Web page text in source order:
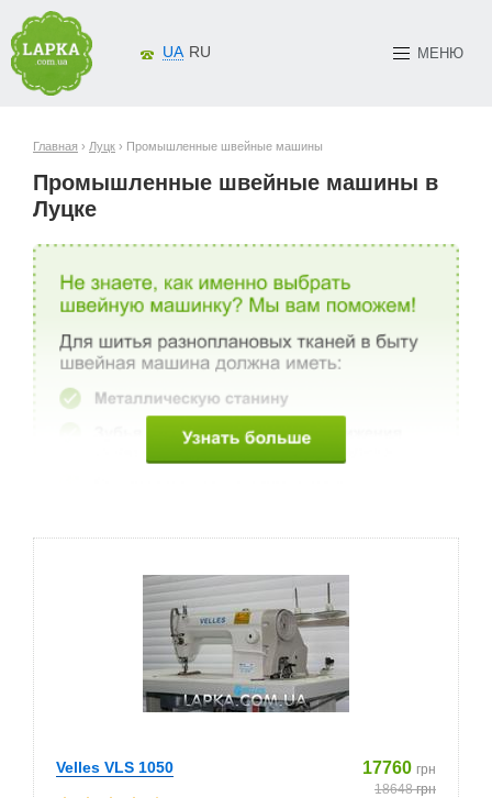
МЕНЮ
UA RU
Главная › Луцк › Промышленные швейные машины
Промышленные швейные машины в
Луцке
Velles VLS 1050 17760 грн
18648грн